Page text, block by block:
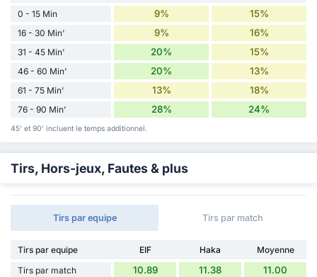
0 - 15 Min
9% 15%
16 - 30 Min' 9% 16%
31 - 45 Min' 20% 15%
46 - 60 Min' 20% 13%
61 - 75 Min' 13% 18%
76 - 90 Min' 28% 24%
45' et 90' incluent le temps additionnel.
Tirs, Hors-jeux, Fautes & plus
Tirs par equipe Tirs par match
Tirs par equipe EIF Haka
Moyenne
Tirs par match
10.89 11.38 11.00